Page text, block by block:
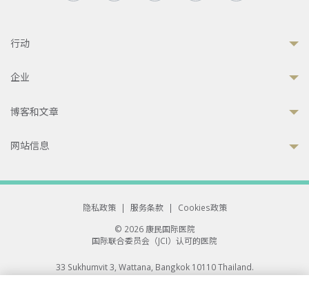
行动
企业
博客和文章
网站信息
隐私政策 | 服务条款 |
Cookies政策
© 2026 康民国际医院
国际联合委员会（JCI）认可的医院
33 Sukhumvit 3, Wattana, Bangkok 10110 Thailand.
All rights reserved.